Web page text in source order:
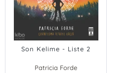
Son Kelime - Liste 2
Patricia Forde